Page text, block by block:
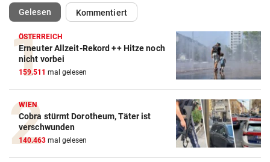
Gelesen(ausgewählt)Kommentiert
ÖSTERREICH
Erneuter Allzeit-Rekord ++ Hitze noch
nicht vorbei
159.511 mal gelesen
WIEN
Cobra stürmt Dorotheum, Täter ist
verschwunden
140.463 mal gelesen